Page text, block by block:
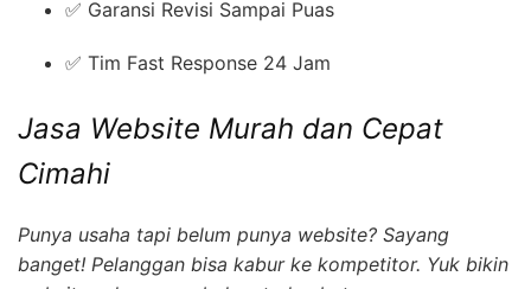
✅ Garansi Revisi Sampai Puas
✅ Tim Fast Response 24 Jam
Jasa Website Murah dan Cepat
Cimahi
Punya usaha tapi belum punya website? Sayang
banget! Pelanggan bisa kabur ke kompetitor. Yuk bikin